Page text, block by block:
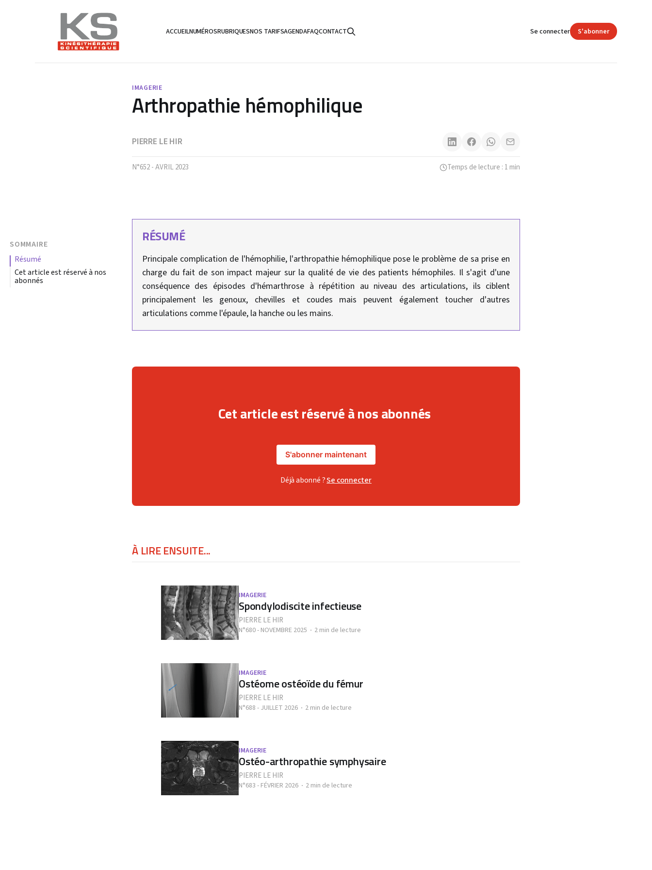
ACCUEILNUMÉROSRUBRIQUESNOS TARIFSAGENDAFAQCONTACT Se connecter S'abonner
IMAGERIE
Arthropathie hémophilique
PIERRE LE HIR
N°652 - AVRIL 2023 Temps de lecture : 1 min
SOMMAIRE
résumé
Cet article est réservé à nos
abonnés
RÉSUMÉ
Principale complication de l'hémophilie, l'arthropathie hémophilique pose le problème de sa prise en
charge du fait de son impact majeur sur la qualité de vie des patients hémophiles. Il s'agit d'une
conséquence des épisodes d'hémarthrose à répétition au niveau des articulations, ils ciblent
principalement les genoux, chevilles et coudes mais peuvent également toucher d'autres
articulations comme l'épaule, la hanche ou les mains.
Cet article est réservé à nos abonnés
S'abonner maintenant
Déjà abonné ?Se connecter
À LIRE ENSUITE...
IMAGERIE
Spondylodiscite infectieuse
PIERRE LE HIR
N°680 - NOVEMBRE 2025 2 min de lecture
IMAGERIE
Ostéome ostéoïde du fémur
PIERRE LE HIR
N°688 - JUILLET 2026 2 min de lecture
IMAGERIE
Ostéo-arthropathie symphysaire
PIERRE LE HIR
N°683 - FÉVRIER 2026 2 min de lecture